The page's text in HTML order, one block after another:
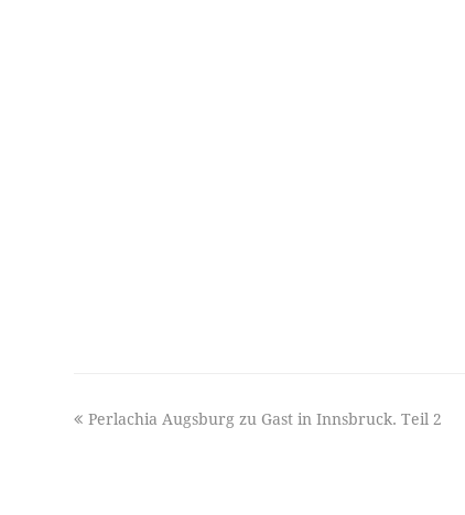
previous
Perlachia Augsburg zu Gast in Innsbruck. Teil 2